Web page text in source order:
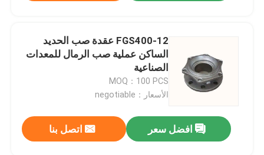
FGS400-12 عقدة صب الحديد
الساكن عملية صب الرمال للمعدات
الصناعية
MOQ：100 PCS
الأسعار：negotiable
افضل سعر اتصل بنا